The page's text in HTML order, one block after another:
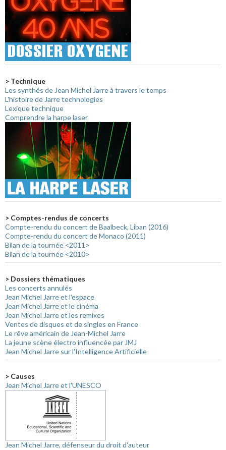
> Technique
Les synthés de Jean Michel Jarre à travers le temps
L'histoire de Jarre technologies
Lexique technique
Comprendre la harpe laser
> Comptes-rendus de concerts
Compte-rendu du concert de Baalbeck, Liban (2016)
Compte-rendu du concert de Monaco (2011)
Bilan de la tournée <2011>
Bilan de la tournée <2010>
> Dossiers thématiques
Les concerts annulés
Jean Michel Jarre et l'espace
Jean Michel Jarre et le cinéma
Jean Michel Jarre et les remixes
Ventes de disques et de singles en France
Le rêve américain de Jean-Michel Jarre
La jeune scène électro influencée par JMJ
Jean Michel Jarre sur l'Intelligence Artificielle
> Causes
Jean Michel Jarre et l'UNESCO
Jean Michel Jarre, défenseur du droit d'auteur